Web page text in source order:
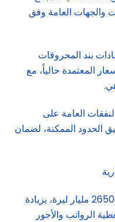
والجهات العامة وفق
بند المحروقات
المعتمدة حالياً، مع
العامة على
الحدود الممكنة، لضمان
وخصص الموازنة للعمليات الجارية 26500 مليار ليرة، بزيادة
لتغطية الرواتب والأجور